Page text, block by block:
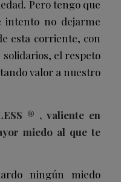
Pero tengo que
intento no dejarme
esta corriente, con
solidarios, el respeto
valor a nuestro
® , valiente en
miedo al que te
ningún miedo